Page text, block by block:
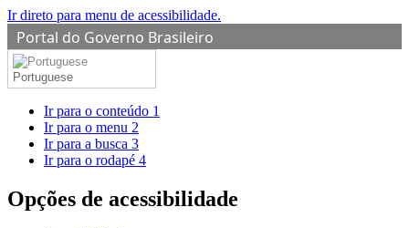
Ir direto para menu de acessibilidade.
Portal do Governo Brasileiro
Portuguese
Ir para o conteúdo 1
Ir para o menu 2
Ir para a busca 3
Ir para o rodapé 4
Opções de acessibilidade